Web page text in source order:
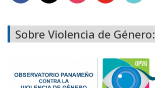
Sobre Violencia de Género: